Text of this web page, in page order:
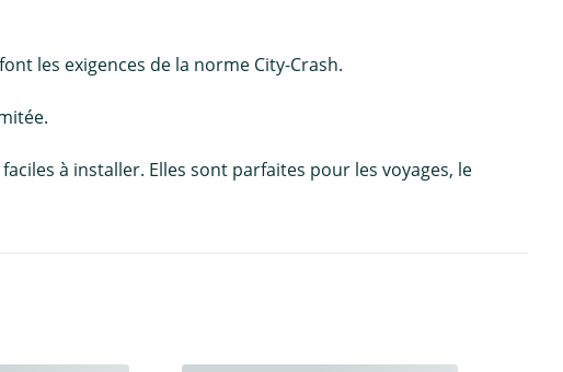
les exigences de la norme City-Crash.
à installer. Elles sont parfaites pour les voyages, le